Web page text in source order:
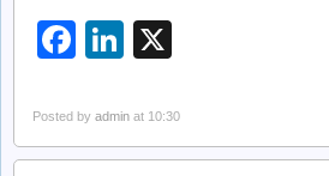
Facebook
LinkedIn
Posted by admin at 10:30